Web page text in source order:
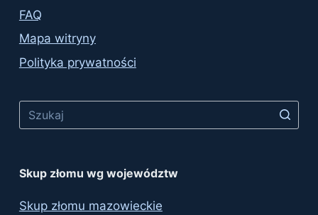
FAQ
Mapa witryny
Polityka prywatności
Skup złomu wg województw
Skup złomu mazowieckie